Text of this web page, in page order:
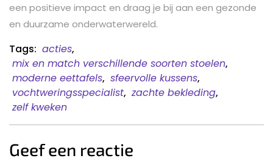
een positieve impact en draag je bij aan een gezonde
en duurzame onderwaterwereld.
Tags: acties,
mix en match verschillende soorten stoelen,
moderne eettafels, sfeervolle kussens,
vochtweringsspecialist, zachte bekleding,
zelf kweken
Geef een reactie